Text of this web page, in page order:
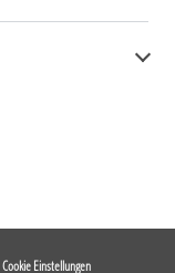
Cookie Einstellungen